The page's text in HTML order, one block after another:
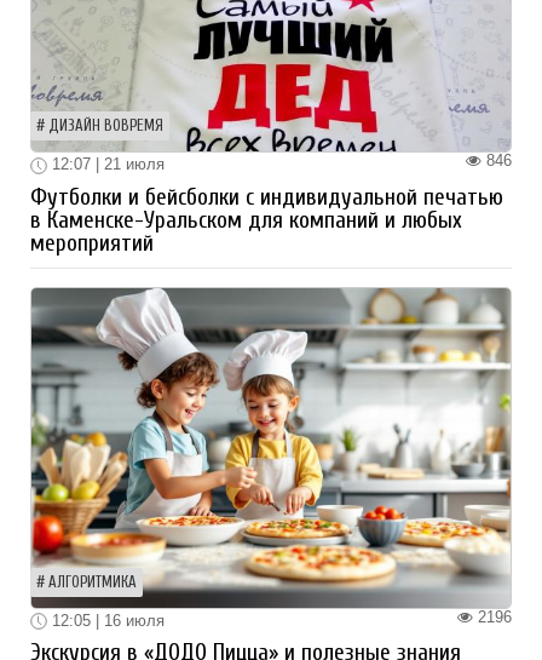
ДИЗАЙН ВОВРЕМЯ
846
12:07 | 21 июля
Футболки и бейсболки с индивидуальной печатью
в Каменске-Уральском для компаний и любых
мероприятий
АЛГОРИТМИКА
2196
12:05 | 16 июля
Экскурсия в «ДОДО Пицца» и полезные знания